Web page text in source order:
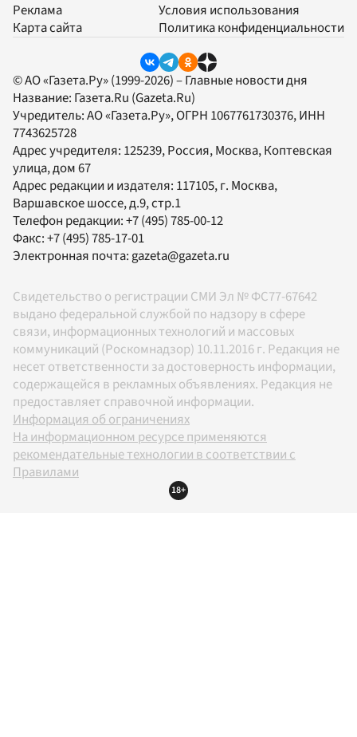
Реклама
Карта сайта
Условия использования
Политика конфиденциальности
© АО «Газета.Ру» (1999-2026) – Главные новости дня
Название: Газета.Ru (Gazeta.Ru)
Учредитель:АО «Газета.Ру», ОГРН 1067761730376, ИНН
7743625728
Адрес учредителя: 125239, Россия, Москва, Коптевская
улица, дом 67
Адрес редакции и издателя: 117105, г. Москва,
Варшавское шоссе, д.9, стр.1
Телефон редакции:+7 (495) 785-00-12
Факс:+7 (495) 785-17-01
Электронная почта:gazeta@gazeta.ru
Свидетельство о регистрации СМИ Эл № ФС77-67642
выдано федеральной службой по надзору в сфере
связи, информационных технологий и массовых
коммуникаций (Роскомнадзор) 10.11.2016 г. Редакция не
несет ответственности за достоверность информации,
содержащейся в рекламных объявлениях. Редакция не
предоставляет справочной информации.
Информация об ограничениях
На информационном ресурсе применяются
рекомендательные технологии в соответствии с
Правилами
18+